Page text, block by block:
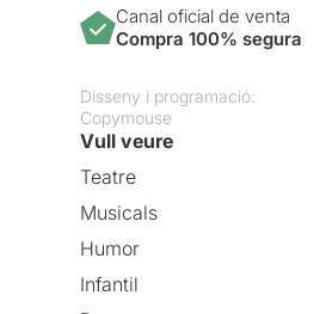
Canal oficial de venta
Compra 100% segura
Disseny i programació:
Copymouse
Vull veure
Teatre
Musicals
Humor
Infantil